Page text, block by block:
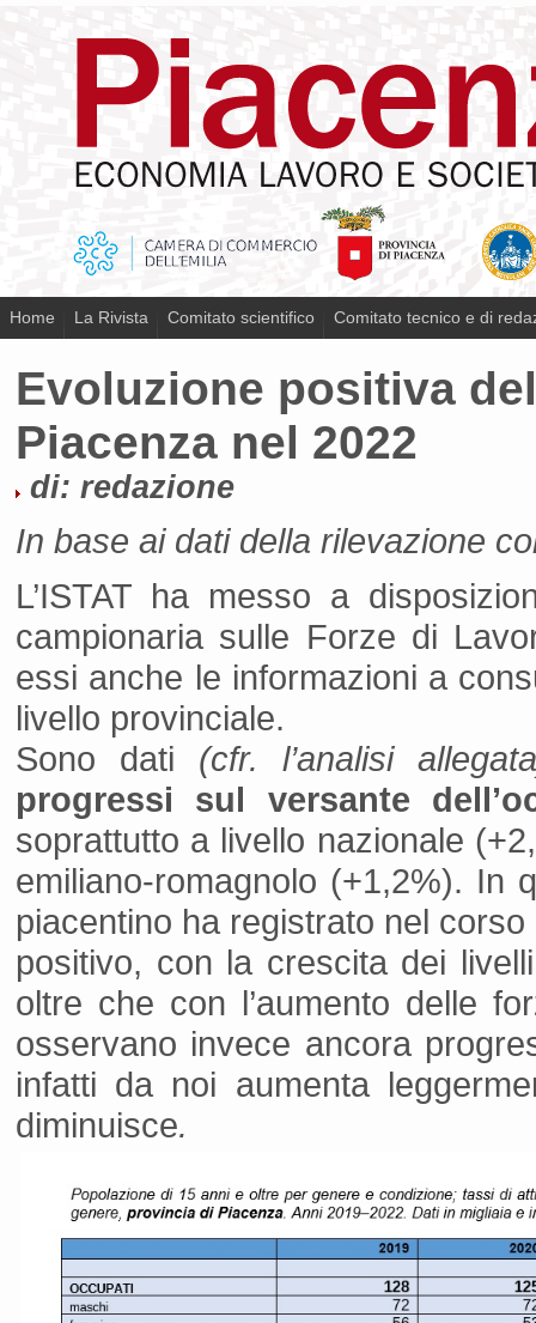
Home La Rivista Comitato scientifico Comitato tecnico e di
Evoluzione positiva
Piacenza nel 2022
di: redazione
In base ai dati della rilevazione
L’ISTAT ha messo a
campionaria sulle Forze di
essi anche le informazioni a
livello provinciale.
Sono dati (cfr. l’analisi
progressi sul versante
soprattutto a livello nazionale
emiliano-romagnolo (+1,2%). In
piacentino ha registrato nel
positivo, con la crescita dei
oltre che con l’aumento delle
osservano invece ancora
infatti da noi aumenta
diminuisce.